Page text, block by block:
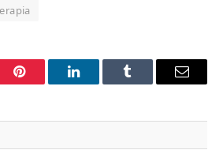
Pinterest LinkedInTumblr Email